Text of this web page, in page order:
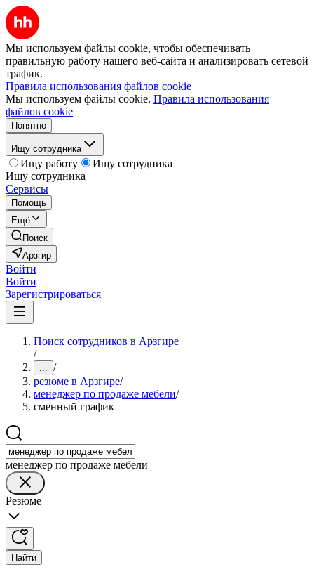
Мы используем файлы cookie, чтобы обеспечивать
правильную работу нашего веб-сайта и анализировать сетевой
трафик.
Правила использования файлов cookie
Мы используем файлы cookie. Правила использования
файлов cookie
Понятно
Ищу сотрудника
Ищу работу
Ищу сотрудника
Ищу сотрудника
Сервисы
Помощь
Ещё
Поиск
Арзгир
Войти
Войти
Зарегистрироваться
Поиск сотрудников в Арзгире
/
... /
резюме в Арзгире/
менеджер по продаже мебели/
сменный график
менеджер по продаже мебели
Резюме
Найти